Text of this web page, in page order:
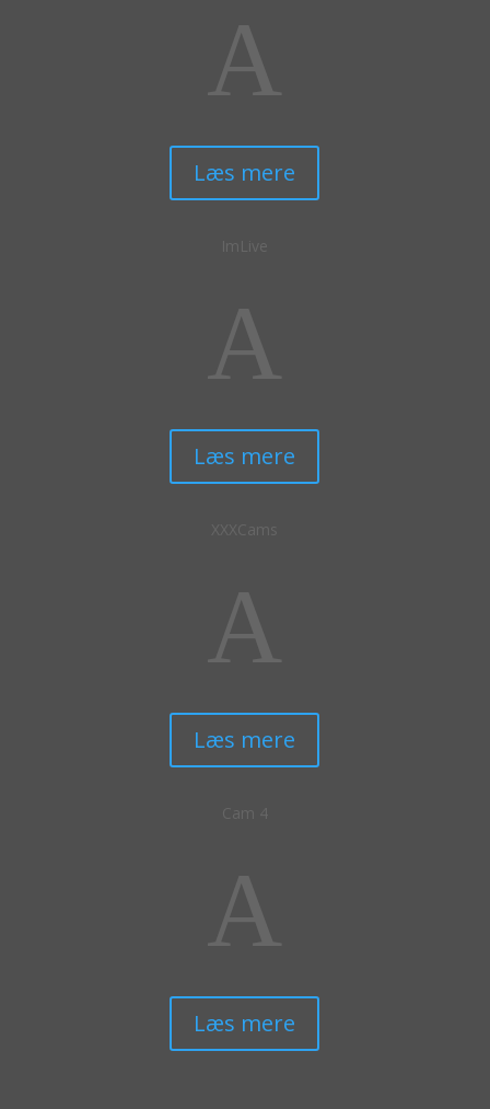
A
Læs mere
ImLive
A
Læs mere
A
Læs mere
A
Læs mere